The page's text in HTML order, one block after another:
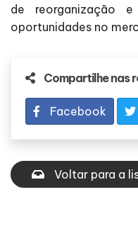
de reorganização
oportunidades no
Compartilhe nas
Facebook
Voltar para a